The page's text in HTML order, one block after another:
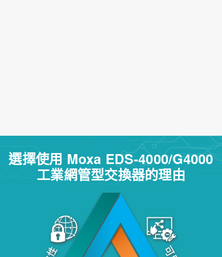
選擇使用 Moxa EDS-4000/G4000
工業網管型交換器的理由